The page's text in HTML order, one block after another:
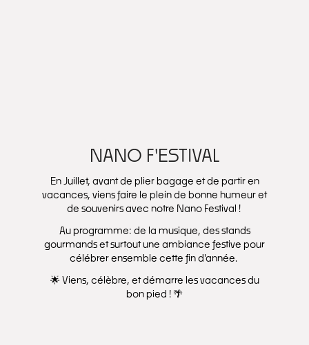
NANO F'ESTIVAL
En Juillet, avant de plier bagage et de partir en
vacances, viens faire le plein de bonne humeur et
de souvenirs avec notre Nano Festival !
Au programme: de la musique, des stands
gourmands et surtout une ambiance festive pour
célébrer ensemble cette fin d'année.
🌟 Viens, célèbre, et démarre les vacances du
bon pied ! 🌴